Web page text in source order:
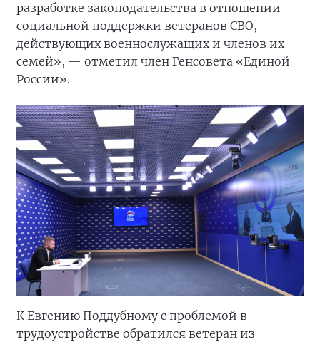
разработке законодательства в отношении
социальной поддержки ветеранов СВО,
действующих военнослужащих и членов их
семей», — отметил член Генсовета «Единой
России».
К Евгению Поддубному с проблемой в
трудоустройстве обратился ветеран из